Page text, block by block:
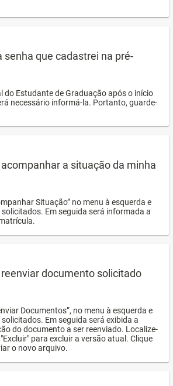
senha que cadastrei na pré-
do Estudante de Graduação após o início
necessário informá-la. Portanto, guarde-
a situação da minha
Situação” no menu à esquerda e
Em seguida será informada a
documento solicitado
Documentos”, no menu à esquerda e
Em seguida será exibida a
do documento a ser reenviado. Localize-
para excluir a versão atual. Clique
o novo arquivo.